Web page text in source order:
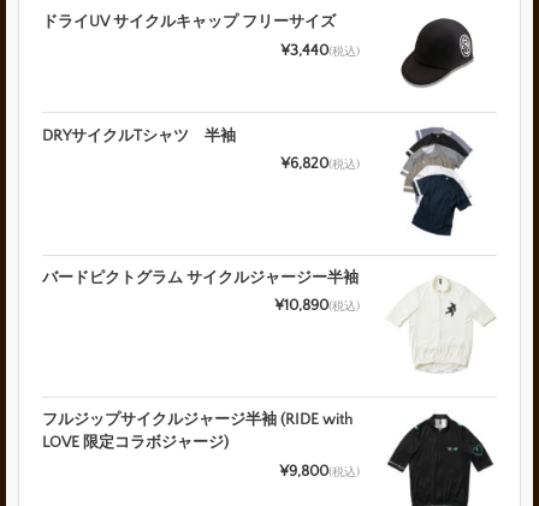
ドライUV サイクルキャップ フリーサイズ
¥3,440(税込)
DRYサイクルTシャツ 半袖
¥6,820(税込)
バードピクトグラム サイクルジャージー半袖
¥10,890(税込)
フルジップサイクルジャージ半袖 (RIDE with
LOVE 限定コラボジャージ)
¥9,800(税込)